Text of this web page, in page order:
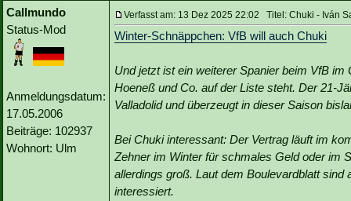
Callmundo
Status-Mod
Anmeldungsdatum:
17.05.2006
Beiträge: 102937
Wohnort: Ulm
Verfasst am: 13 Dez 2025 22:02 Titel: Chuki - Iván
Winter-Schnäppchen: VfB will auch Chuki
Und jetzt ist ein weiterer Spanier beim VfB im
Hoeneß und Co. auf der Liste steht. Der 21-
Valladolid und überzeugt in dieser Saison
Bei Chuki interessant: Der Vertrag läuft im
Zehner im Winter für schmales Geld oder im
allerdings groß. Laut dem Boulevardblatt
interessiert.